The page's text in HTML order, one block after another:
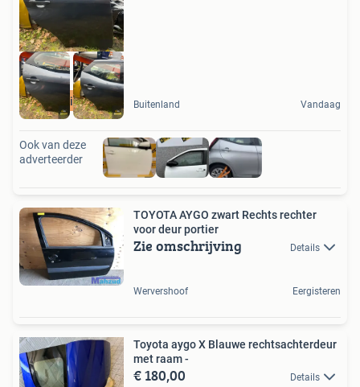
Origineel Buitenland Vandaag
Ook van deze
adverteerder
TOYOTA AYGO zwart Rechts rechter
voor deur portier
Zie omschrijving Details
Wervershoof Eergisteren
Toyota aygo X Blauwe rechtsachterdeur
met raam -
€ 180,00 Details